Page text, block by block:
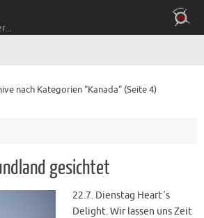
nach Kategorien "Kanada" (Seite 4)
gesichtet
22.7. Dienstag Heart´s
Delight. Wir lassen uns Zeit